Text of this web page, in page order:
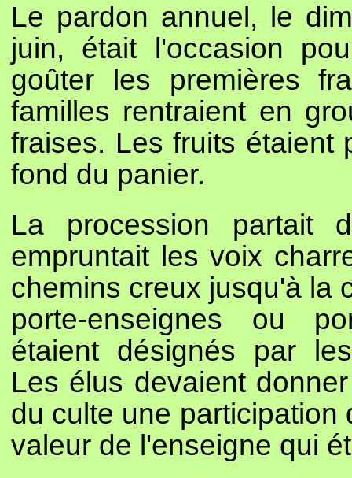
Le pardon annuel, le
juin, était l'occasion
goûter les premières
familles rentraient en
fraises. Les fruits étaient
fond du panier.
La procession partait
empruntait les voix
chemins creux jusqu'à la
porte-enseignes ou
étaient désignés par
Les élus devaient
du culte une participation
valeur de l'enseigne qui